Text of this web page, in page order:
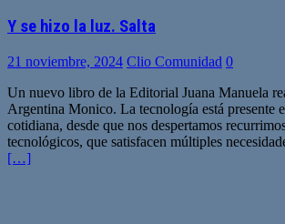
Y se hizo la luz. Salta
21 noviembre, 2024 Clio Comunidad 0
Un nuevo libro de la Editorial Juana Manuela
Argentina Monico. La tecnología está presente
cotidiana, desde que nos despertamos
tecnológicos, que satisfacen múltiples
[…]